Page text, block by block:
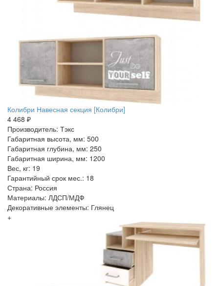
Колибри Навесная секция [Колибри]
4 468 ₽
Производитель: Тэкс
Габаритная высота, мм: 500
Габаритная глубина, мм: 250
Габаритная ширина, мм: 1200
Вес, кг: 19
Гарантийный срок мес.: 18
Страна: Россия
Материалы: ЛДСП/МДФ
Декоративные элементы: Глянец
+